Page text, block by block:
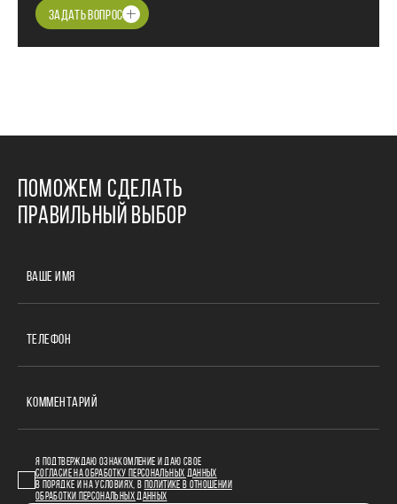
ЗАДАТЬ ВОПРОС
ПОМОЖЕМ СДЕЛАТЬ
ПРАВИЛЬНЫЙ ВЫБОР
ВАШЕ ИМЯ
ТЕЛЕФОН
КОММЕНТАРИЙ
Я ПОДТВЕРЖДАЮ ОЗНАКОМЛЕНИЕ И ДАЮ СВОЕ
СОГЛАСИЕ НА ОБРАБОТКУ ПЕРСОНАЛЬНЫХ ДАННЫХ
В ПОРЯДКЕ И НА УСЛОВИЯХ, В
ПОЛИТИКЕ В ОТНОШЕНИИ
ОБРАБОТКИ ПЕРСОНАЛЬНЫХ ДАННЫХ